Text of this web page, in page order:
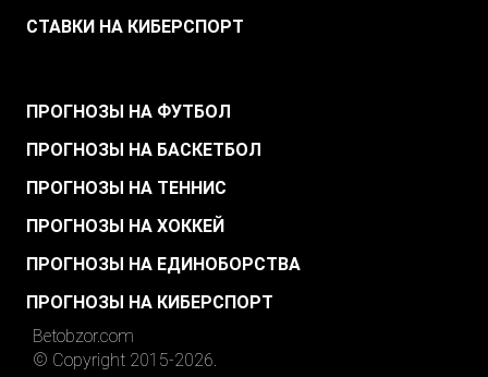
СТАВКИ НА КИБЕРСПОРТ
ПРОГНОЗЫ НА ФУТБОЛ
ПРОГНОЗЫ НА БАСКЕТБОЛ
ПРОГНОЗЫ НА ТЕННИС
ПРОГНОЗЫ НА ХОККЕЙ
ПРОГНОЗЫ НА ЕДИНОБОРСТВА
ПРОГНОЗЫ НА КИБЕРСПОРТ
Betobzor.com
© Copyright 2015-2026.